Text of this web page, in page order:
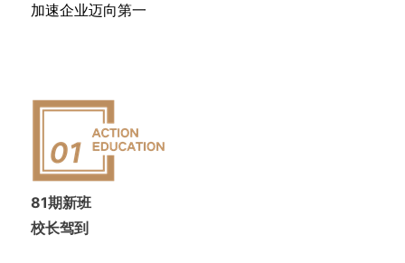
加速企业迈向第一
81期新班
校长驾到